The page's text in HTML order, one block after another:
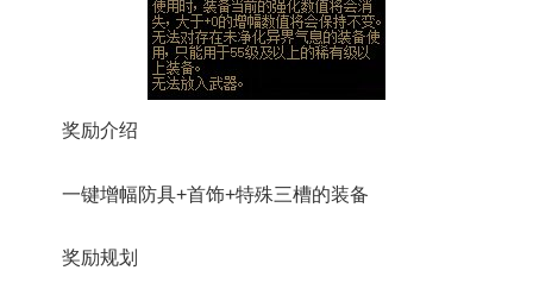
奖励介绍
一键增幅防具+首饰+特殊三槽的装备
奖励规划